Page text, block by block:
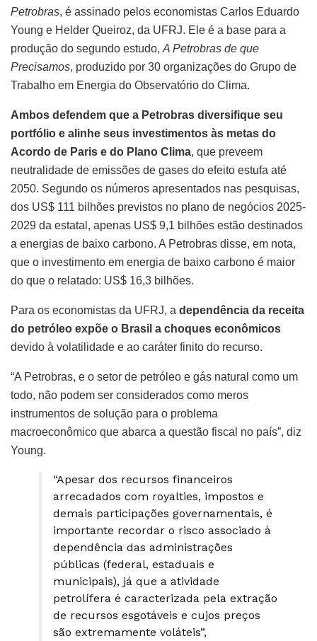
Petrobras, é assinado pelos economistas Carlos Eduardo
Young e Helder Queiroz, da UFRJ. Ele é a base para a
produção do segundo estudo, A Petrobras de que
Precisamos, produzido por 30 organizações do Grupo de
Trabalho em Energia do Observatório do Clima.
Ambos defendem que a Petrobras diversifique seu
portfólio e alinhe seus investimentos às metas do
Acordo de Paris e do Plano Clima, que preveem
neutralidade de emissões de gases do efeito estufa até
2050. Segundo os números apresentados nas pesquisas,
dos US$ 111 bilhões previstos no plano de negócios 2025-
2029 da estatal, apenas US$ 9,1 bilhões estão destinados
a energias de baixo carbono. A Petrobras disse, em nota,
que o investimento em energia de baixo carbono é maior
do que o relatado: US$ 16,3 bilhões.
Para os economistas da UFRJ, a dependência da receita
do petróleo expõe o Brasil a choques econômicos
devido à volatilidade e ao caráter finito do recurso.
“A Petrobras, e o setor de petróleo e gás natural como um
todo, não podem ser considerados como meros
instrumentos de solução para o problema
macroeconômico que abarca a questão fiscal no país”, diz
Young.
“Apesar dos recursos financeiros
arrecadados com royalties, impostos e
demais participações governamentais, é
importante recordar o risco associado à
dependência das administrações
públicas (federal, estaduais e
municipais), já que a atividade
petrolífera é caracterizada pela extração
de recursos esgotáveis e cujos preços
são extremamente voláteis”,